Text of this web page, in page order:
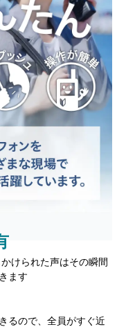
けられた声はその瞬間
ます
るので、全員がすぐ近